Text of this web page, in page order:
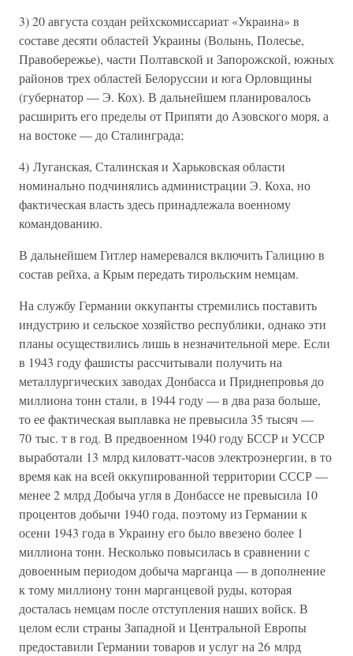
3) 20 августа создан рейхскомиссариат «Украина» в
составе десяти областей Украины (Волынь, Полесье,
Правобережье), части Полтавской и Запорожской, южных
районов трех областей Белоруссии и юга Орловщины
(губернатор — Э. Кох). В дальнейшем планировалось
расширить его пределы от Припяти до Азовского моря, а
на востоке — до Сталинграда;
4) Луганская, Сталинская и Харьковская области
номинально подчинялись администрации Э. Коха, но
фактическая власть здесь принадлежала военному
командованию.
В дальнейшем Гитлер намеревался включить Галицию в
состав рейха, а Крым передать тирольским немцам.
На службу Германии оккупанты стремились поставить
индустрию и сельское хозяйство республики, однако эти
планы осуществились лишь в незначительной мере. Если
в 1943 году фашисты рассчитывали получить на
металлургических заводах Донбасса и Приднепровья до
миллиона тонн стали, в 1944 году — в два раза больше,
то ее фактическая выплавка не превысила 35 тысяч —
70 тыс. т в год. В предвоенном 1940 году БССР и УССР
выработали 13 млрд киловатт-часов электроэнергии, в то
время как на всей оккупированной территории СССР —
менее 2 млрд Добыча угля в Донбассе не превысила 10
процентов добычи 1940 года, поэтому из Германии к
осени 1943 года в Украину его было ввезено более 1
миллиона тонн. Несколько повысилась в сравнении с
довоенным периодом добыча марганца — в дополнение
к тому миллиону тонн марганцевой руды, которая
досталась немцам после отступления наших войск. В
целом если страны Западной и Центральной Европы
предоставили Германии товаров и услуг на 26 млрд